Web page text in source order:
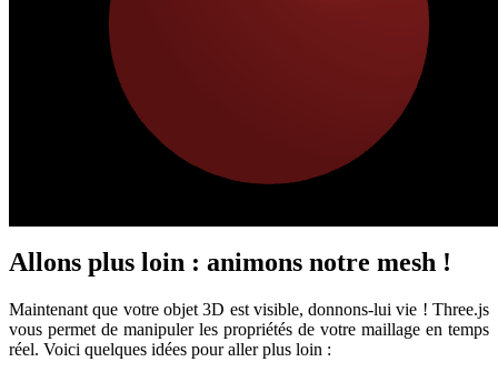
Allons plus loin : animons notre mesh !
Maintenant que votre objet 3D est visible, donnons-lui vie ! Three.js
vous permet de manipuler les propriétés de votre maillage en temps
réel. Voici quelques idées pour aller plus loin :